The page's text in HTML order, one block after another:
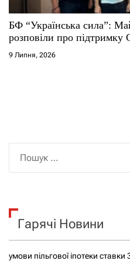
БФ “Українська сила”:
розповіли про підтримку
9 Липня, 2026
к
Гарячі Новини
умови пільгової іпотеки ставки